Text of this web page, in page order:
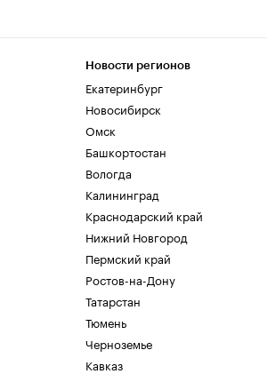
Новости регионов
Екатеринбург
Новосибирск
Омск
Башкортостан
Вологда
Калининград
Краснодарский край
Нижний Новгород
Пермский край
Ростов-на-Дону
Татарстан
Тюмень
Черноземье
Кавказ